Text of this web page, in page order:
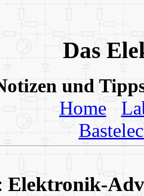
Das
und
Home
Elektronik-